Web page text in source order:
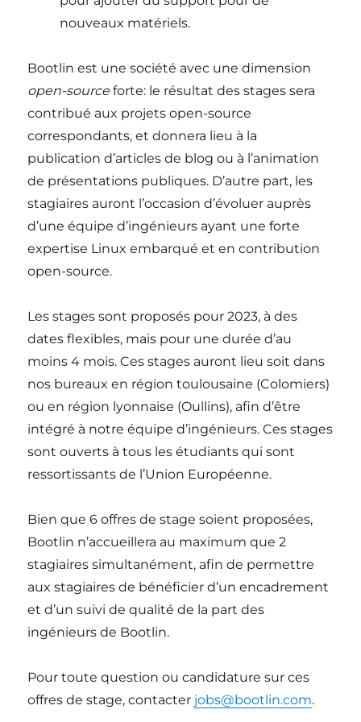
nouveaux matériels.
Bootlin est une société avec une dimension
open-sourceforte: le résultat des stages sera
contribué aux projets open-source
correspondants, et donnera lieu à la
publication d’articles de blog ou à l’animation
de présentations publiques. D’autre part, les
stagiaires auront l’occasion d’évoluer auprès
d’une équipe d’ingénieurs ayant une forte
expertise Linux embarqué et en contribution
open-source.
Les stages sont proposés pour 2023, à des
dates flexibles, mais pour une durée d’au
moins 4 mois. Ces stages auront lieu soit dans
nos bureaux en région toulousaine (Colomiers)
ou en région lyonnaise (Oullins), afin d’être
intégré à notre équipe d’ingénieurs. Ces stages
sont ouverts à tous les étudiants qui sont
ressortissants de l’Union Européenne.
Bien que 6 offres de stage soient proposées,
Bootlin n’accueillera au maximum que 2
stagiaires simultanément, afin de permettre
aux stagiaires de bénéficier d’un encadrement
et d’un suivi de qualité de la part des
ingénieurs de Bootlin.
Pour toute question ou candidature sur ces
offres de stage, contacter jobs@bootlin.com.